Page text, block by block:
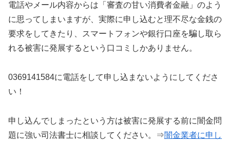
電話やメール内容からは「審査の甘い消費者金融」のよう
に思ってしまいますが、実際に申し込むと理不尽な金銭の
要求をしてきたり、スマートフォンや銀行口座を騙し取ら
れる被害に発展するという口コミしかありません。
0369141584に電話をして申し込まないようにしてくださ
い！
申し込んでしまったという方は被害に発展する前に闇金問
題に強い司法書士に相談してください。⇒闇金業者に申し